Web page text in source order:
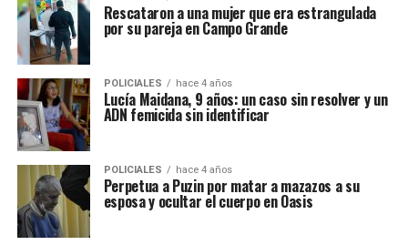
Rescataron a una mujer que era estrangulada
por su pareja en Campo Grande
POLICIALES hace 4 años
Lucía Maidana, 9 años: un caso sin resolver y un
ADN femicida sin identificar
POLICIALES hace 4 años
Perpetua a Puzin por matar a mazazos a su
esposa y ocultar el cuerpo en Oasis